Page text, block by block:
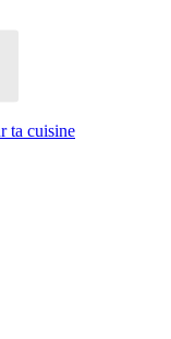
ta cuisine